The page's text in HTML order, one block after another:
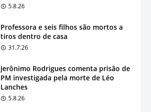
5.8.26
Professora e seis filhos são mortos a
tiros dentro de casa
31.7.26
Jerônimo Rodrigues comenta prisão de
PM investigada pela morte de Léo
Lanches
5.8.26